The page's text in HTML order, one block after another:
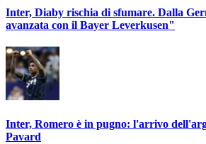
Inter, Diaby rischia di sfumare. Dalla
avanzata con il Bayer Leverkusen"
Inter, Romero è in pugno: l'arrivo
Pavard